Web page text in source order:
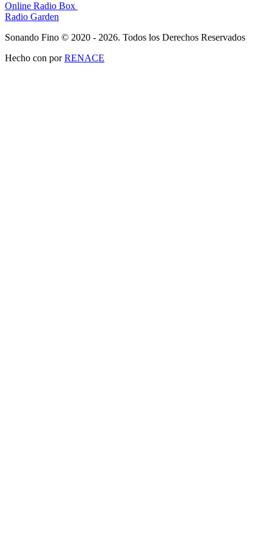
Online Radio Box
Radio Garden
Sonando Fino © 2020 - 2026. Todos los Derechos Reservados
Hecho con porRENACE